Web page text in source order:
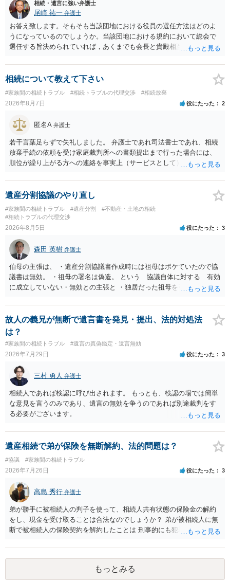
相続・遺言に強い弁護士
尾崎 祐一 弁護士
お答え致します。そもそも当該団地における役員の選任方法はどのよ
うになっているのでしょうか。当該団地における規約において総会で
選任する旨決められていれば，あくまでも会長と貴殿相互間における
し，団地と貴殿との委託契約は有効に成立しています。当該団地にお
ける役員の選任が会長の専権でできるのであれば，貴殿と会長との合
相続について教えて下さい
#家族間の相続トラブル #相続トラブルの代理交渉 #相続放棄
2026年8月7日 役にたった 2
匿名A 弁護士
若干言葉足らずで失礼しました。 弁護士であれ司法書士であれ、相続
放棄手続の依頼を受け家庭裁判所への書類提出まで行った場合には、
順位が繰り上がる方への連絡を事実上（サービスとして）行うことは
できない、という意味でした。
遺産分割協議のやり直し
#家族間の相続トラブル #遺産分割
#不動産・土地の相続
#相続トラブルの代理交渉
2026年8月5日 役にたった 3
森田 英樹 弁護士
伯母の主張は、 ・遺産分割協議書作成時には祖母はボケていたので協
議書は無効。 ・祖母の署名は偽造。 という 協議自体に対する 有効
に成立していない・無効との主張と ・独居だった祖母を引き取り、家
たが父が祖母を自宅に引き取った後、家の売却前に入院してそのまま
亡くなったので、騙された という 協議自体の成立を認めたうえで
債務不履行・詐欺という主張 の大きく２つの主張があるようですが い
ずれの主張も伯母が主張とともに立証する必要があり 立証は困難な
ケースと思われます。伯母の主張は矛盾・抵触する可能性があります
ので 伯母の出方を見ながら対応するのが良いでしょう。 伯母からの
追及で対応に苦慮されているのであれば 弁護士に相談されるのがよ
いです。
故人の義兄が無断で遺言書を発見・提出、法的対処法
は？
#家族間の相続トラブル #遺言の真偽鑑定・遺言無効
2026年7月29日 役にたった 3
三村 勇人 弁護士
相続人であれば検認に呼び出されます。 もっとも、検認の場では簡単
な意見を言うのみであり、遺言の無効を争うのであれば別途裁判をす
る必要がございます。
遺産相続で弟が保険を無断解約、法的問題は？
#協議 #家族間の相続トラブル
2026年7月26日 役にたった 3
高島 秀行 弁護士
弟が勝手に被相続人の判子を使って、相続人共有状態の保険金の解約
をし、現金を受け取ることは合法なのでしょうか？ 弟が被相続人に無
断で被相続人の保険契約を解約したことは 刑事的にも犯罪となる可能
された書類のコピーを取得して、弁護士に面談で詳しい事情を話して
相談 されたら良いと思います。
もっとみる